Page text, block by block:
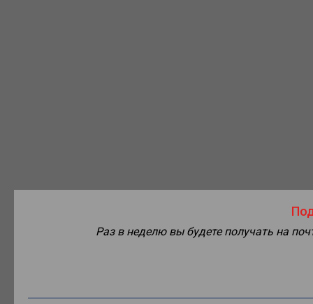
Раз в неделю вы будете получать на